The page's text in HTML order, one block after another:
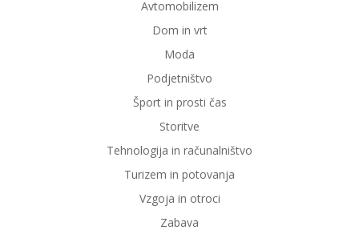
Avtomobilizem
Dom in vrt
Moda
Podjetništvo
Šport in prosti čas
Storitve
Tehnologija in računalništvo
Turizem in potovanja
Vzgoja in otroci
Zabava